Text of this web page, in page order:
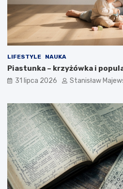
LIFESTYLE NAUKA
Piastunka – krzyżówka i
31 lipca 2026 Stanisław